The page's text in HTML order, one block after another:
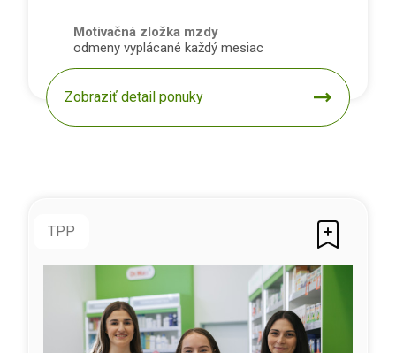
Motivačná zložka mzdy
odmeny vyplácané každý mesiac
Zobraziť detail ponuky
TPP